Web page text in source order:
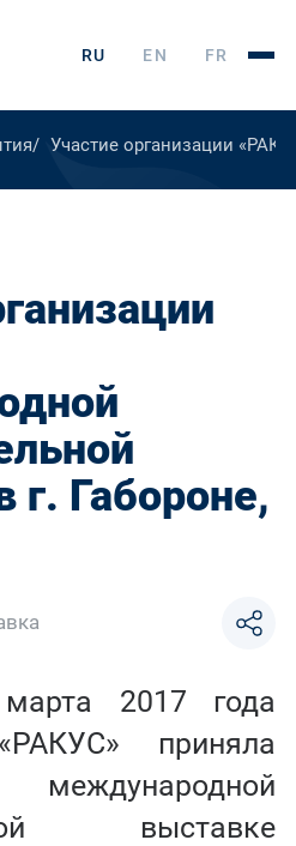
RU EN FR
Участие организации
г. Габороне,
2017 года
приняла
выставке